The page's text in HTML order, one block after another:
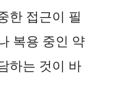
한 접근이 필
복용 중인 약
하는 것이 바